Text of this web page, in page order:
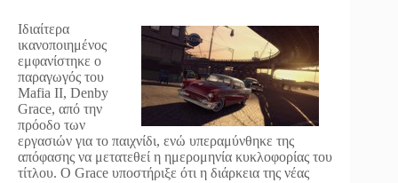
Ιδιαίτερα
ικανοποιημένος
εμφανίστηκε ο
παραγωγός του
Mafia II, Denby
Grace, από την
πρόοδο των
εργασιών για το παιχνίδι, ενώ υπεραμύνθηκε της
απόφασης να μετατεθεί η ημερομηνία κυκλοφορίας του
τίτλου. Ο Grace υποστήριξε ότι η διάρκεια της νέας